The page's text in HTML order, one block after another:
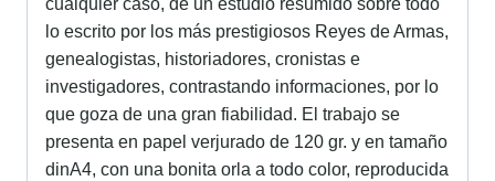
cualquier caso, de un estudio resumido sobre todo
lo escrito por los más prestigiosos Reyes de Armas,
genealogistas, historiadores, cronistas e
investigadores, contrastando informaciones, por lo
que goza de una gran fiabilidad. El trabajo se
presenta en papel verjurado de 120 gr. y en tamaño
dinA4, con una bonita orla a todo color, reproducida